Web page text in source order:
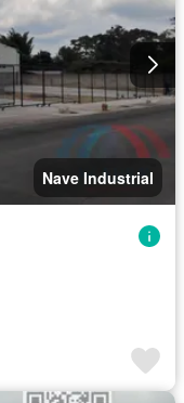
Nave Industrial